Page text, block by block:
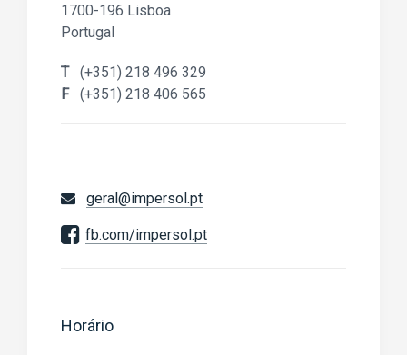
1700-196 Lisboa
Portugal
T (+351) 218 496 329
F (+351) 218 406 565
geral@impersol.pt
fb.com/impersol.pt
Horário